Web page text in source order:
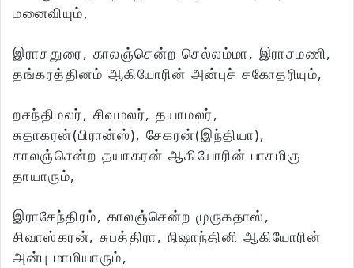
மனைவியும்,
இராசதுரை, காலஞ்சென்ற செல்லம்மா, இராசமணி,
தங்கரத்தினம் ஆகியோரின் அன்புச் சகோதரியும்,
றசந்திமலர், சிவமலர், தயாமலர்,
சுதாகரன்(பிரான்ஸ்), சேகரன்(இந்தியா),
காலஞ்சென்ற தயாகரன் ஆகியோரின் பாசமிகு
தாயாரும்,
இராசேந்திரம், காலஞ்சென்ற முருகதாஸ்,
சிவாஸ்கரன், சுபத்திரா, நிஷாந்தினி ஆகியோரின்
அன்பு மாமியாரும்,